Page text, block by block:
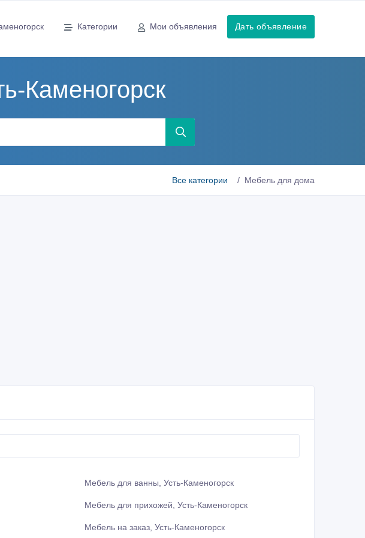
Категории Мои объявления Дать объявление
Каменогорск
Все категории Мебель для дома
Мебель для ванны, Усть-Каменогорск
Мебель для прихожей, Усть-Каменогорск
Мебель на заказ, Усть-Каменогорск